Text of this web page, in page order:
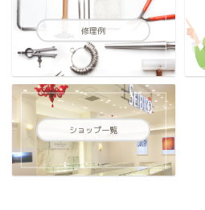
修理例
ショップ一覧